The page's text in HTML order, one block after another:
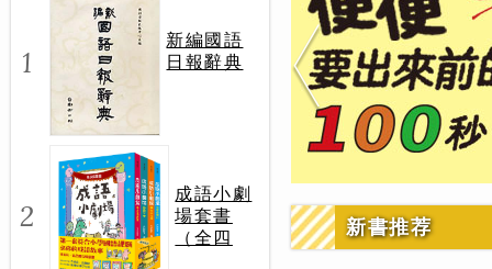
1
新編國語
日報辭典
2
成語小劇
場套書
（全四
新書推荐